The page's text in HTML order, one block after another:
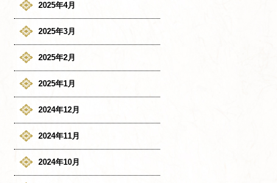
2025年4月
2025年3月
2025年2月
2025年1月
2024年12月
2024年11月
2024年10月